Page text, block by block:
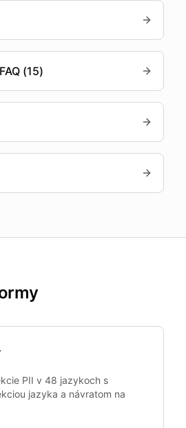
(15)
PII v 48 jazykoch s
jazyka a návratom na